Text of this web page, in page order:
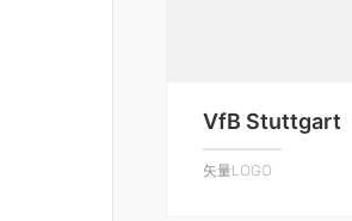
VfB Stuttgart
矢量LOGO